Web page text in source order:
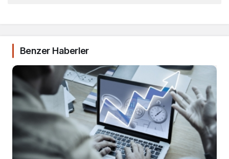
Benzer Haberler